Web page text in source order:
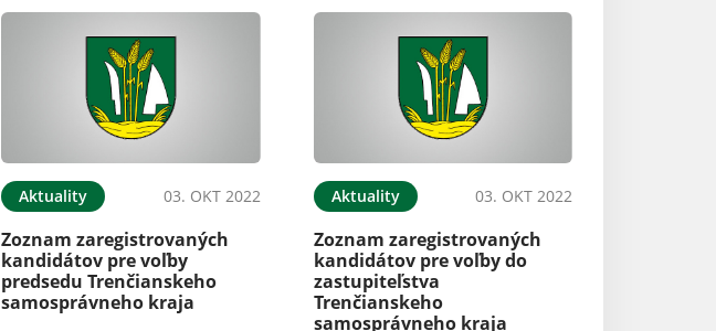
Aktuality 03. OKT 2022
Zoznam zaregistrovaných
kandidátov pre voľby
predsedu Trenčianskeho
samosprávneho kraja
Aktuality 03. OKT 2022
Zoznam zaregistrovaných
kandidátov pre voľby do
zastupiteľstva
Trenčianskeho
samosprávneho kraja